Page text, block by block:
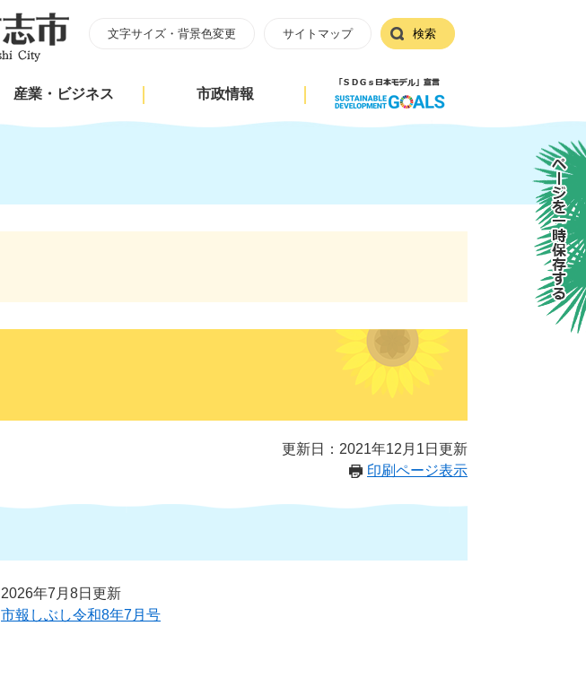
文字サイズ・背景色変更 サイトマップ 検索
産業・ビジネス 市政情報
更新日：2021年12月1日更新
印刷ページ表示
2026年7月8日更新
市報しぶし令和8年7月号
ページを一時保存する